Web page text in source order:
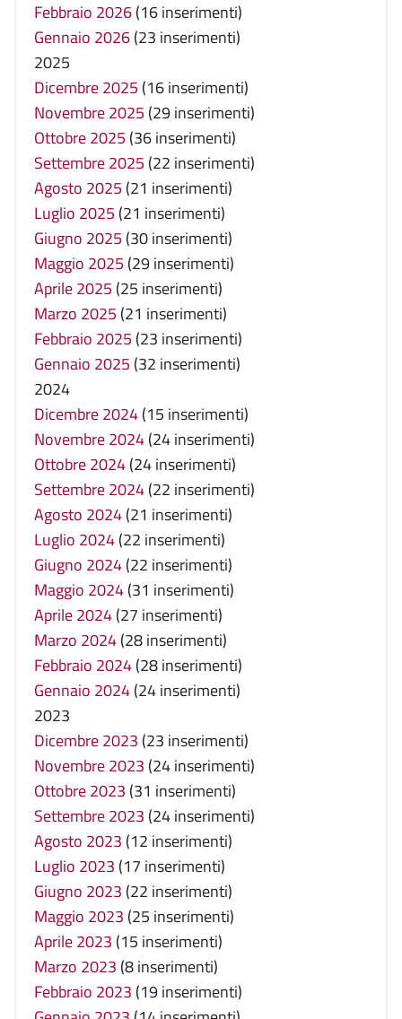
Febbraio 2026(16 inserimenti)
Gennaio 2026(23 inserimenti)
2025
Dicembre 2025 (16 inserimenti)
Novembre 2025 (29 inserimenti)
Ottobre 2025 (36 inserimenti)
Settembre 2025 (22 inserimenti)
Agosto 2025 (21 inserimenti)
Luglio 2025 (21 inserimenti)
Giugno 2025 (30 inserimenti)
Maggio 2025 (29 inserimenti)
Aprile 2025 (25 inserimenti)
Marzo 2025 (21 inserimenti)
Febbraio 2025 (23 inserimenti)
Gennaio 2025 (32 inserimenti)
2024
Dicembre 2024(15 inserimenti)
Novembre 2024(24 inserimenti)
Ottobre 2024(24 inserimenti)
Settembre 2024(22 inserimenti)
Agosto 2024(21 inserimenti)
Luglio 2024(22 inserimenti)
Giugno 2024(22 inserimenti)
Maggio 2024(31 inserimenti)
Aprile 2024(27 inserimenti)
Marzo 2024(28 inserimenti)
Febbraio 2024(28 inserimenti)
Gennaio 2024(24 inserimenti)
2023
Dicembre 2023 (23 inserimenti)
Novembre 2023 (24 inserimenti)
Ottobre 2023 (31 inserimenti)
Settembre 2023 (24 inserimenti)
Agosto 2023 (12 inserimenti)
Luglio 2023 (17 inserimenti)
Giugno 2023 (22 inserimenti)
Maggio 2023 (25 inserimenti)
Aprile 2023 (15 inserimenti)
Marzo 2023 (8 inserimenti)
Febbraio 2023 (19 inserimenti)